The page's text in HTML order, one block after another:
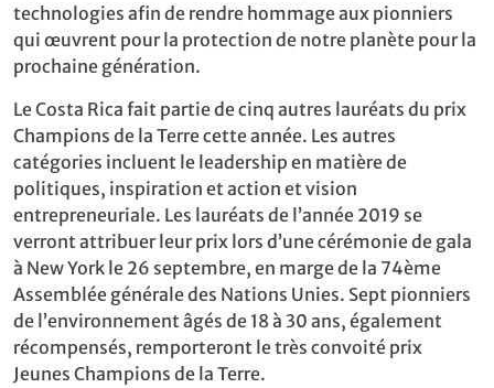
technologies afin de rendre hommage aux pionniers
qui œuvrent pour la protection de notre planète pour la
prochaine génération.
Le Costa Rica fait partie de cinq autres lauréats du prix
Champions de la Terre cette année. Les autres
catégories incluent le leadership en matière de
politiques, inspiration et action et vision
entrepreneuriale. Les lauréats de l’année 2019 se
verront attribuer leur prix lors d’une cérémonie de gala
à New York le 26 septembre, en marge de la 74ème
Assemblée générale des Nations Unies. Sept pionniers
de l’environnement âgés de 18 à 30 ans, également
récompensés, remporteront le très convoité prix
Jeunes Champions de la Terre.